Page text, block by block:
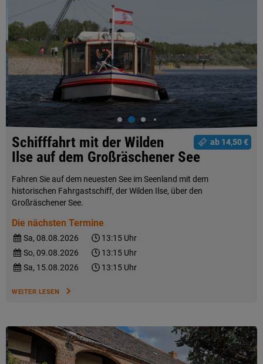
ab 14,50 €
Schifffahrt mit der Wilden
Ilse auf dem Großräschener See
Fahren Sie auf dem neuesten See im Seenland mit dem
historischen Fahrgastschiff, der Wilden Ilse, über den
Großräschener See.
Die nächsten Termine
Sa, 08.08.2026
13:15 Uhr
So, 09.08.2026
13:15 Uhr
Sa, 15.08.2026
13:15 Uhr
WEITER LESEN